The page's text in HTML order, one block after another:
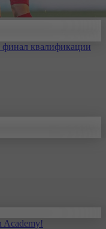
квалификации
Academy!